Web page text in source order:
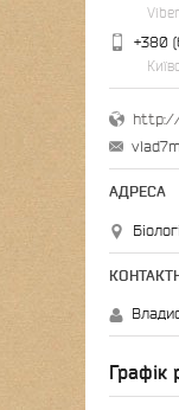
+380
Графік